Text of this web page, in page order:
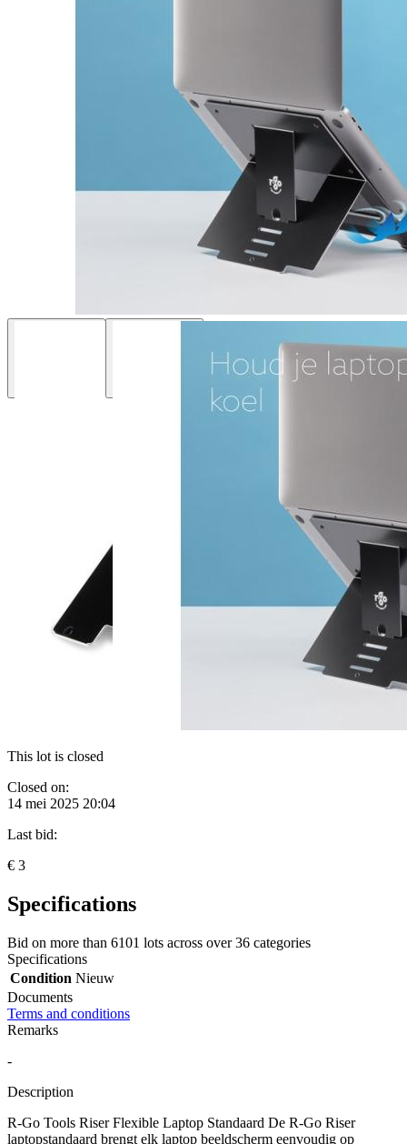
This lot is closed
Closed on:
14 mei 2025 20:04
Last bid:
€ 3
Specifications
Bid on more than 6101 lots across over36 categories
Specifications
Condition Nieuw
Documents
Terms and conditions
Remarks
-
Description
R-Go Tools Riser Flexible Laptop Standaard De R-Go Riser
laptopstandaard brengt elk laptop beeldscherm eenvoudig op